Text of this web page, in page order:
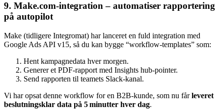
9. Make.com‑integration – automatiser rapportering
på autopilot
Make (tidligere Integromat) har lanceret en fuld integration med
Google Ads API v15, så du kan bygge “workflow‑templates” som:
Hent kampagnedata hver morgen.
Generer et PDF‑rapport med Insights hub‑pointer.
Send rapporten til teamets Slack‑kanal.
Vi har opsat denne workflow for en B2B‑kunde, som nu fårleveret
beslutningsklar data på 5 minutter hver dag.